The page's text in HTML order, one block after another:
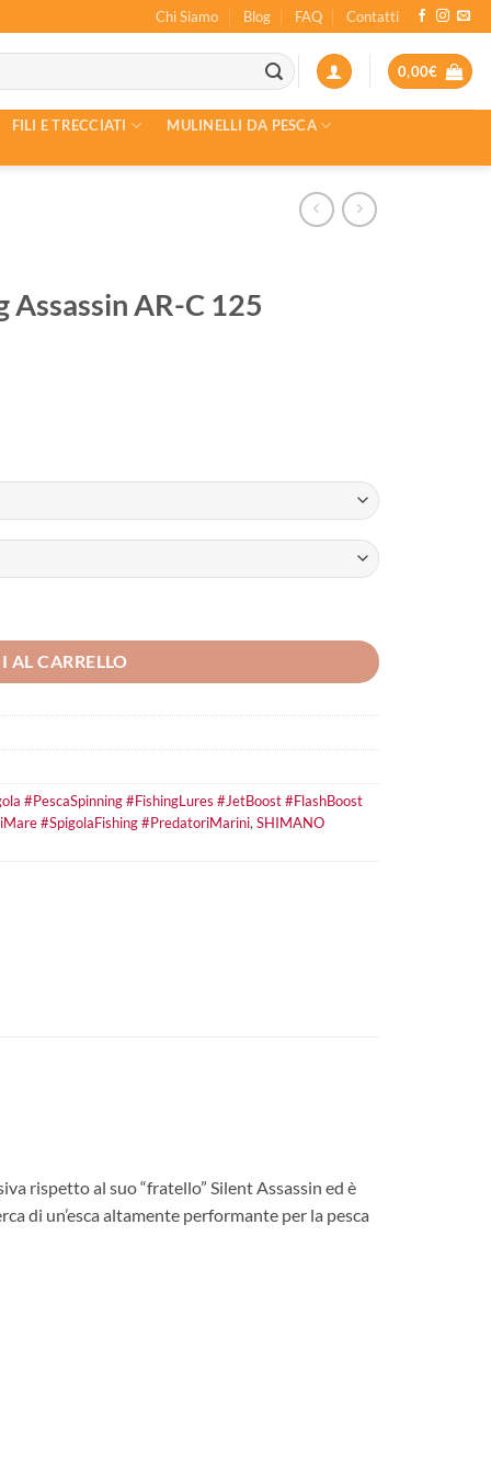
Chi Siamo Blog FAQ Contatti
0,00€
FILI E TRECCIATI
MULINELLI DA PESCA
Assassin AR-C 125
AL CARRELLO
#PescaSpinning #FishingLures #JetBoost #FlashBoost
#SpigolaFishing #PredatoriMarini, SHIMANO
rispetto al suo “fratello” Silent Assassin ed è
di un’esca altamente performante per la pesca